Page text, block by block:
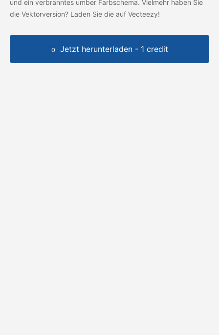
und ein verbranntes umber Farbschema. Vielmehr haben Sie
die Vektorversion? Laden Sie die auf Vecteezy!
Jetzt herunterladen - 1 credit